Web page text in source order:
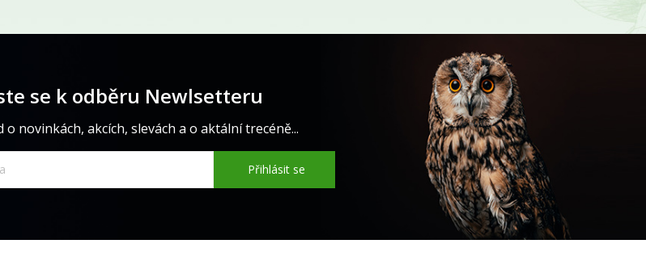
se k odběru Newlsetteru
novinkách, akcích, slevách a o aktální trecéně...
Přihlásit se